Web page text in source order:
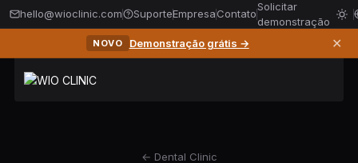
hello@wioclinic.com SuporteEmpresaContato
Solicitar
demonstração
NOVO Demonstração grátis → ✕
← Dental Clinic